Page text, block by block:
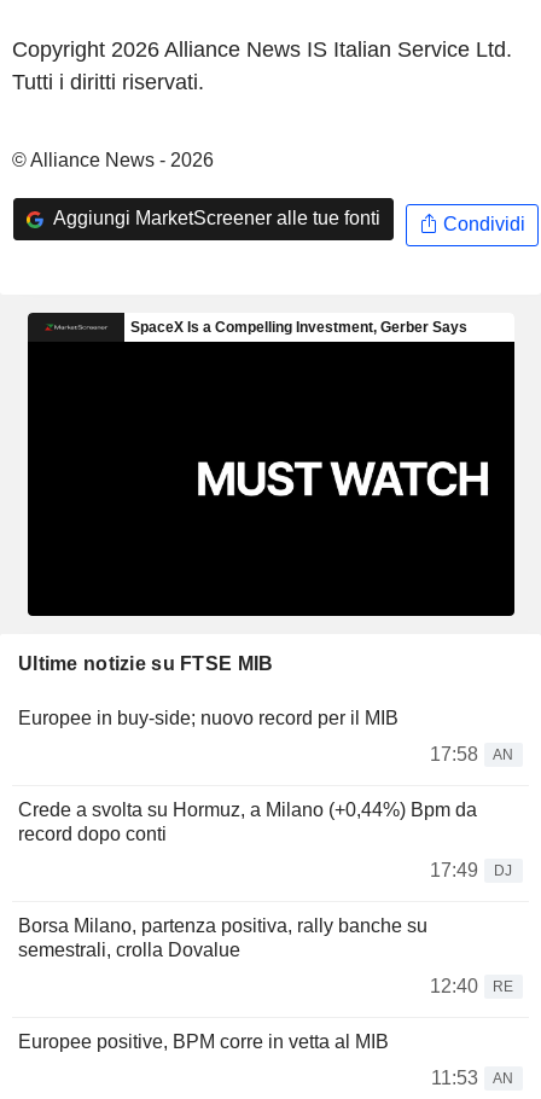
Copyright 2026 Alliance News IS Italian Service Ltd.
Tutti i diritti riservati.
© Alliance News - 2026
Aggiungi MarketScreener alle tue fonti Condividi
Ultime notizie su FTSE MIB
Europee in buy-side; nuovo record per il MIB
17:58
AN
Crede a svolta su Hormuz, a Milano (+0,44%) Bpm da
record dopo conti
17:49
DJ
Borsa Milano, partenza positiva, rally banche su
semestrali, crolla Dovalue
12:40
RE
Europee positive, BPM corre in vetta al MIB
11:53
AN